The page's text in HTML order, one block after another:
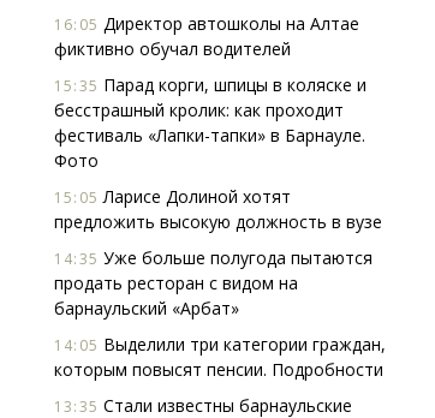
16:05 Директор автошколы на Алтае
фиктивно обучал водителей
15:35 Парад корги, шпицы в коляске и
бесстрашный кролик: как проходит
фестиваль «Лапки-тапки» в Барнауле.
Фото
15:05 Ларисе Долиной хотят
предложить высокую должность в вузе
14:35 Уже больше полугода пытаются
продать ресторан с видом на
барнаульский «Арбат»
14:05 Выделили три категории граждан,
которым повысят пенсии. Подробности
13:35 Стали известны барнаульские